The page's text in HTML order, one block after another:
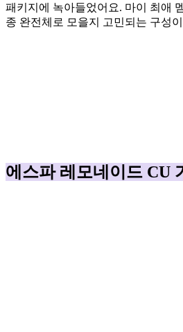
패키지에 녹아들었어요. 마이 최애
종 완전체로 모을지 고민되는 구성
에스파 레모네이드 CU